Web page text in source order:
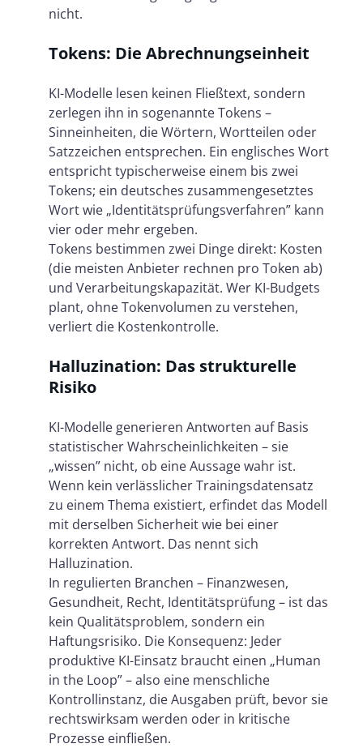
nicht.
Tokens: Die Abrechnungseinheit
KI-Modelle lesen keinen Fließtext, sondern
zerlegen ihn in sogenannte Tokens –
Sinneinheiten, die Wörtern, Wortteilen oder
Satzzeichen entsprechen. Ein englisches Wort
entspricht typischerweise einem bis zwei
Tokens; ein deutsches zusammengesetztes
Wort wie „Identitätsprüfungsverfahren” kann
vier oder mehr ergeben.
Tokens bestimmen zwei Dinge direkt: Kosten
(die meisten Anbieter rechnen pro Token ab)
und Verarbeitungskapazität. Wer KI-Budgets
plant, ohne Tokenvolumen zu verstehen,
verliert die Kostenkontrolle.
Halluzination: Das strukturelle
Risiko
KI-Modelle generieren Antworten auf Basis
statistischer Wahrscheinlichkeiten – sie
„wissen” nicht, ob eine Aussage wahr ist.
Wenn kein verlässlicher Trainingsdatensatz
zu einem Thema existiert, erfindet das Modell
mit derselben Sicherheit wie bei einer
korrekten Antwort. Das nennt sich
Halluzination.
In regulierten Branchen – Finanzwesen,
Gesundheit, Recht, Identitätsprüfung – ist das
kein Qualitätsproblem, sondern ein
Haftungsrisiko. Die Konsequenz: Jeder
produktive KI-Einsatz braucht einen „Human
in the Loop” – also eine menschliche
Kontrollinstanz, die Ausgaben prüft, bevor sie
rechtswirksam werden oder in kritische
Prozesse einfließen.